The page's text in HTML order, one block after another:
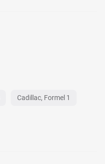
Cadillac, Formel 1